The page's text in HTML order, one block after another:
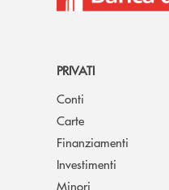
PRIVATI
Conti
Carte
Finanziamenti
Investimenti
Minori